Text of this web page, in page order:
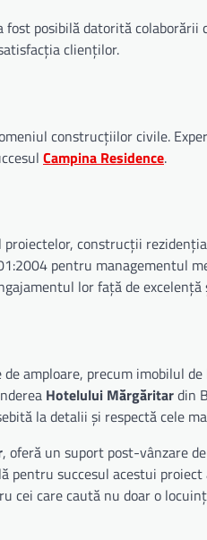
fost posibilă datorită colaborării
clienților.
construcțiilor civile.
Campina Residence.
construcții
pentru managementul
lor față de
amploare, precum imobilul
Hotelului Mărgăritardin
la detalii și respectă cele
, oferă un suport post-vânzare
pentru succesul acestui
cei care caută nu doar o